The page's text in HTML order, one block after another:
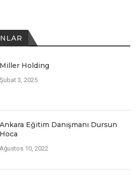
Miller Holding
Şubat 3, 2025
Ankara Eğitim Danışmanı Dursun
Hoca
Ağustos 10, 2022